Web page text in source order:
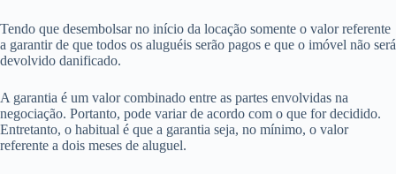
Tendo que desembolsar no início da locação somente o valor referente
a garantir de que todos os aluguéis serão pagos e que o imóvel não será
devolvido danificado.
A garantia é um valor combinado entre as partes envolvidas na
negociação. Portanto, pode variar de acordo com o que for decidido.
Entretanto, o habitual é que a garantia seja, no mínimo, o valor
referente a dois meses de aluguel.